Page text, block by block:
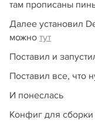
там прописаны
Далее установил
можно тут
Поставил и
Поставил все, что
И понеслась
Конфиг для